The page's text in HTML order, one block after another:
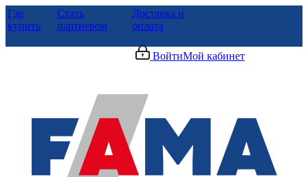
Где
купить
Стать
партнером
Доставка и
оплата
ВойтиМой кабинет